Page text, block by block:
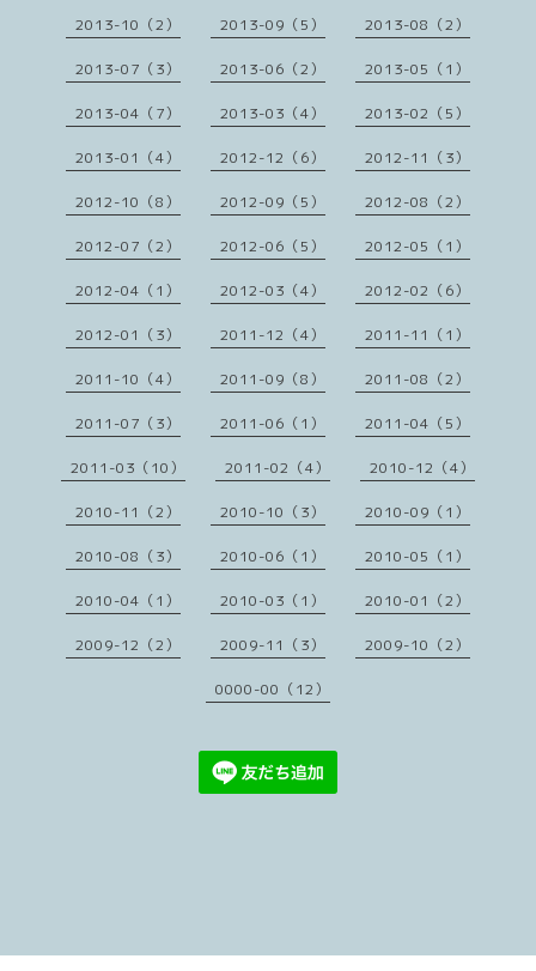
2013-10（2） 2013-09（5） 2013-08（2）
2013-07（3） 2013-06（2） 2013-05（1）
2013-04（7） 2013-03（4） 2013-02（5）
2013-01（4） 2012-12（6） 2012-11（3）
2012-10（8） 2012-09（5） 2012-08（2）
2012-07（2） 2012-06（5） 2012-05（1）
2012-04（1） 2012-03（4） 2012-02（6）
2012-01（3） 2011-12（4） 2011-11（1）
2011-10（4） 2011-09（8） 2011-08（2）
2011-07（3） 2011-06（1） 2011-04（5）
2011-03（10） 2011-02（4） 2010-12（4）
2010-11（2） 2010-10（3） 2010-09（1）
2010-08（3） 2010-06（1） 2010-05（1）
2010-04（1） 2010-03（1） 2010-01（2）
2009-12（2） 2009-11（3） 2009-10（2）
0000-00（12）